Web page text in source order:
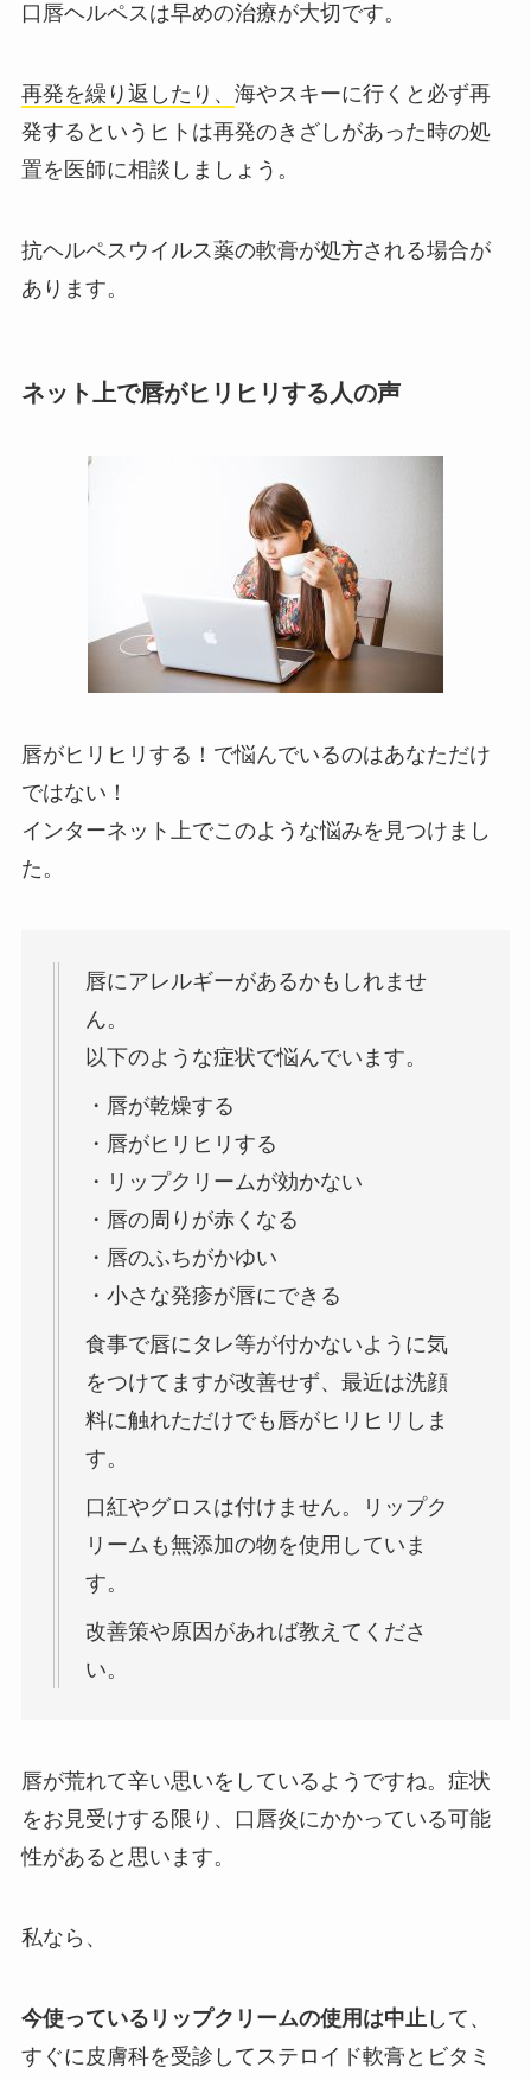
口唇ヘルペスは早めの治療が大切です。
再発を繰り返したり、 海やスキーに行くと必ず再
発するというヒトは再発のきざしがあった時の処
置を医師に相談しましょう。
抗ヘルペスウイルス薬の軟膏が処方される場合が
あります。
ネット上で唇がヒリヒリする人の声
唇がヒリヒリする！で悩んでいるのはあなただけ
ではない！
インターネット上でこのような悩みを見つけまし
た。
唇にアレルギーがあるかもしれませ
ん。
以下のような症状で悩んでいます。
・唇が乾燥する
・唇がヒリヒリする
・リップクリームが効かない
・唇の周りが赤くなる
・唇のふちがかゆい
・小さな発疹が唇にできる
食事で唇にタレ等が付かないように気
をつけてますが改善せず、最近は洗顔
料に触れただけでも唇がヒリヒリしま
す。
口紅やグロスは付けません。リップク
リームも無添加の物を使用していま
す。
改善策や原因があれば教えてくださ
い。
唇が荒れて辛い思いをしているようですね。症状
をお見受けする限り、口唇炎にかかっている可能
性があると思います。
私なら、
今使っているリップクリームの使用は中止して、
すぐに皮膚科を受診してステロイド軟膏とビタミ